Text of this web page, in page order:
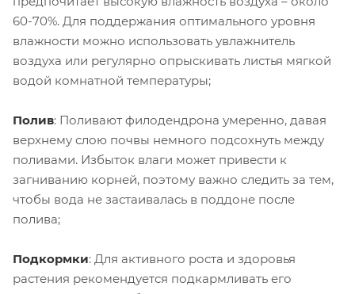
60-70%. Для поддержания оптимального уровня
влажности можно использовать увлажнитель
воздуха или регулярно опрыскивать листья мягкой
водой комнатной температуры;
Полив: Поливают филодендрона умеренно, давая
верхнему слою почвы немного подсохнуть между
поливами. Избыток влаги может привести к
загниванию корней, поэтому важно следить за тем,
чтобы вода не застаивалась в поддоне после
полива;
Подкормки: Для активного роста и здоровья
растения рекомендуется подкармливать его